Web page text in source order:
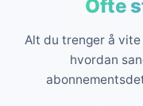
Ofte
Alt du trenger å
hvordan